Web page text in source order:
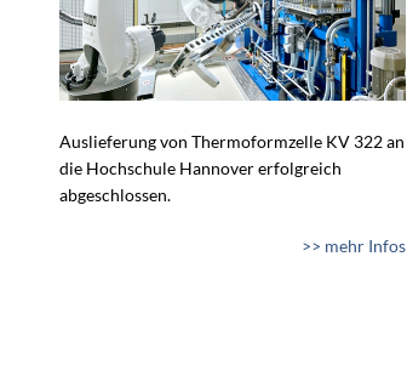
Auslieferung von Thermoformzelle KV 322 an
die Hochschule Hannover erfolgreich
abgeschlossen.
>> mehr Infos